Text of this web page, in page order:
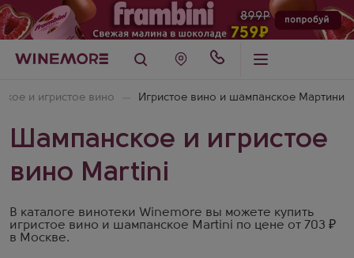
и игристое вино Игристое вино и шампанское Мартини
Шампанское и игристое
вино Martini
В каталоге винотеки Winemore вы можете купить
игристое вино и шампанское Martini по цене от 703 ₽
в Москве.